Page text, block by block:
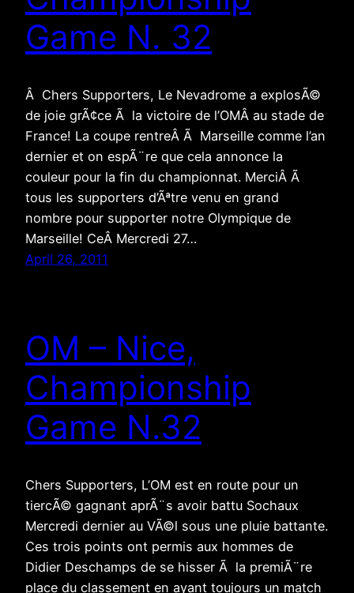
Game N. 32
Â Chers Supporters, Le Nevadrome a explosÃ©
de joie grÃ¢ce Ã la victoire de l’OMÂ au stade de
France! La coupe rentreÂ Ã Marseille comme l’an
dernier et on espÃ¨re que cela annonce la
couleur pour la fin du championnat. MerciÂ Ã
tous les supporters d’Ãªtre venu en grand
nombre pour supporter notre Olympique de
Marseille! CeÂ Mercredi 27…
April 26, 2011
OM – Nice,
Championship
Game N.32
Chers Supporters, L’OM est en route pour un
tiercÃ© gagnant aprÃ¨s avoir battu Sochaux
Mercredi dernier au VÃ©l sous une pluie battante.
Ces trois points ont permis aux hommes de
Didier Deschamps de se hisser Ã la premiÃ¨re
place du classement en ayant toujours un match